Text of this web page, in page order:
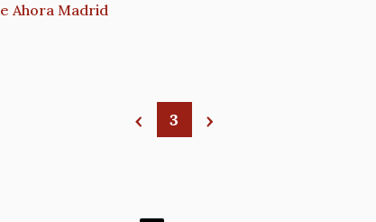
Ahora Madrid
3